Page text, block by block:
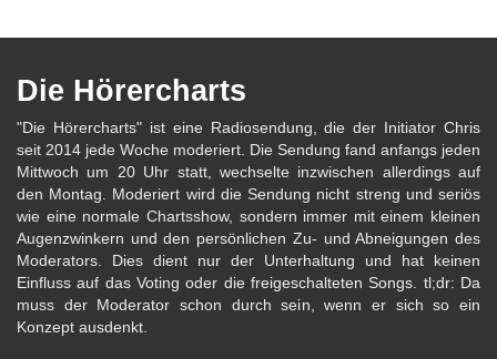
Die Hörercharts
"Die Hörercharts" ist eine Radiosendung, die der Initiator Chris
seit 2014 jede Woche moderiert. Die Sendung fand anfangs jeden
Mittwoch um 20 Uhr statt, wechselte inzwischen allerdings auf
den Montag. Moderiert wird die Sendung nicht streng und seriös
wie eine normale Chartsshow, sondern immer mit einem kleinen
Augenzwinkern und den persönlichen Zu- und Abneigungen des
Moderators. Dies dient nur der Unterhaltung und hat keinen
Einfluss auf das Voting oder die freigeschalteten Songs. tl;dr: Da
muss der Moderator schon durch sein, wenn er sich so ein
Konzept ausdenkt.